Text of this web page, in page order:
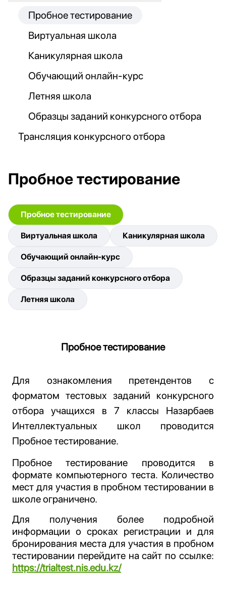
Пробное тестирование
Виртуальная школа
Каникулярная школа
Обучающий онлайн-курс
Летняя школа
Образцы заданий конкурсного отбора
Трансляция конкурсного отбора
Пробное тестирование
Пробное тестирование
Виртуальная школа Каникулярная школа
Обучающий онлайн-курс
Образцы заданий конкурсного отбора
Летняя школа
Пробное тестирование
Для ознакомления претендентов с
форматом тестовых заданий конкурсного
отбора учащихся в 7 классы Назарбаев
Интеллектуальных школ проводится
Пробное тестирование.
Пробное тестирование проводится в
формате компьютерного теста. Количество
мест для участия в пробном тестировании в
школе ограничено.
Для получения более подробной
информации о сроках регистрации и для
бронирования места для участия в пробном
тестировании перейдите на сайт по ссылке:
https://trialtest.nis.edu.kz/